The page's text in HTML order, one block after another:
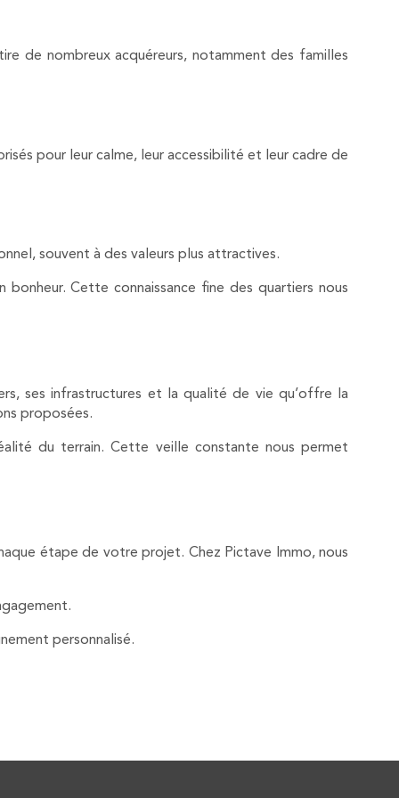
de nombreux acquéreurs, notamment des familles
pour leur calme, leur accessibilité et leur cadre de
souvent à des valeurs plus attractives.
Cette connaissance fine des quartiers nous
ses infrastructures et la qualité de vie qu’offre la
proposées.
du terrain. Cette veille constante nous permet
étape de votre projet. Chez Pictave Immo, nous
personnalisé.